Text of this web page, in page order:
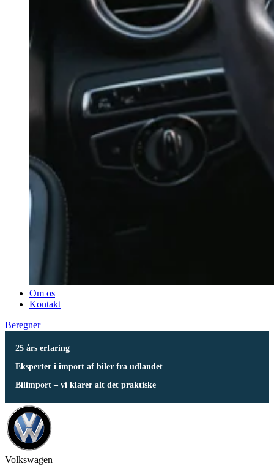
Om os
Kontakt
Beregner
25 års erfaring
Eksperter i import af biler fra udlandet
Bilimport – vi klarer alt det praktiske
Volkswagen